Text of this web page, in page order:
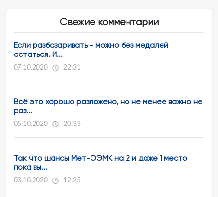
Свежие комментарии
Если разбазаривать - можно без медалей
остаться. И...
07.10.2020 22:31
Всё это хорошо разложено, но не менее важно не
раз...
05.10.2020 20:33
Так что шансы Мет-ОЭМК на 2 и даже 1 место
пока вы...
03.10.2020 12:25